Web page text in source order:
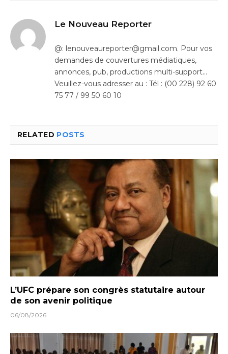
Le Nouveau Reporter
@: lenouveaureporter@gmail.com. Pour vos
demandes de couvertures médiatiques,
annonces, pub, productions multi-support…
Veuillez-vous adresser au : Tél : (00 228) 92 60
75 77 / 99 50 60 10
RELATED POSTS
L’UFC prépare son congrès statutaire autour
de son avenir politique
06/08/2026